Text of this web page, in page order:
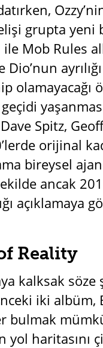
grupta
Mob Rules
Spitz,
orijinal
bireysel
ancak
açıklamaya
Reality
kalksak söze
iki albüm,
bulmak
haritasını